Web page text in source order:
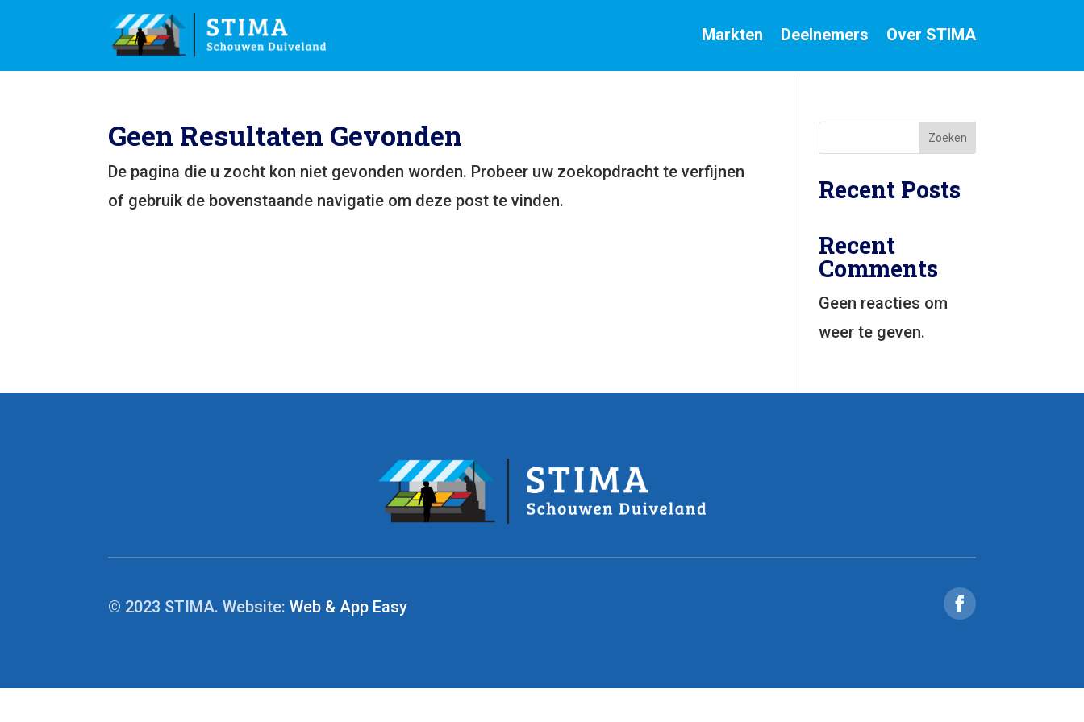
Markten Deelnemers Over STIMA
Geen Resultaten Gevonden
De pagina die u zocht kon niet gevonden worden. Probeer uw zoekopdracht te verfijnen
of gebruik de bovenstaande navigatie om deze post te vinden.
Zoeken
Recent Posts
Recent
Comments
Geen reacties om
weer te geven.
© 2023 STIMA. Website:Web & App Easy